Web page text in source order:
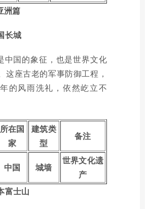
洲篇
长城
中国的象征，也是世界文化
这座古老的军事防御工程，
的风雨洗礼，依然屹立不
所在国
家
建筑类
型
备注
中国 城墙
世界文化遗
产
富士山